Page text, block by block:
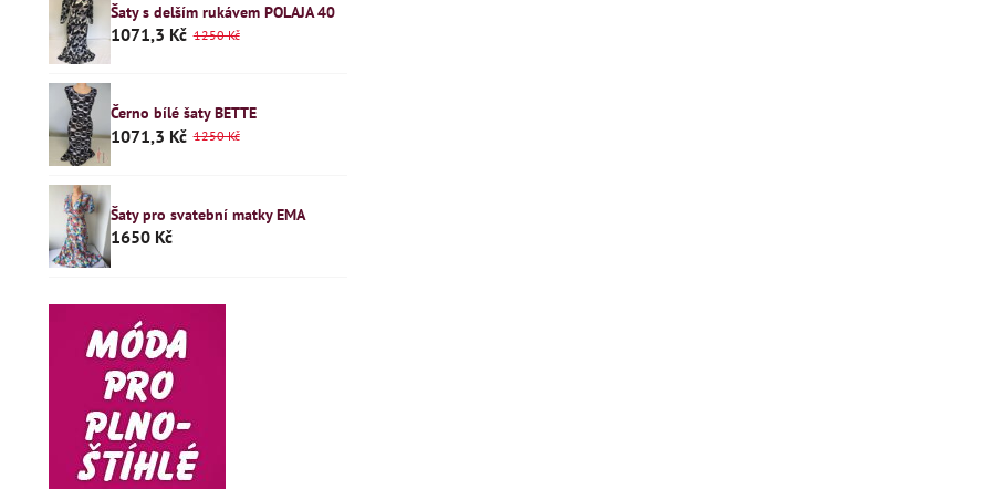
Šaty s delším rukávem POLAJA 40
1071,3 Kč 1250 Kč
Černo bílé šaty BETTE
1071,3 Kč 1250 Kč
Šaty pro svatební matky EMA
1650 Kč